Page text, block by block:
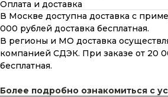
Оплата и доставка
В Москве доступна доставка с
000 рублей доставка бесплатная.
В регионы и МО доставка
компанией СДЭК. При заказе от 20
бесплатная.
Более подробно ознакомиться с